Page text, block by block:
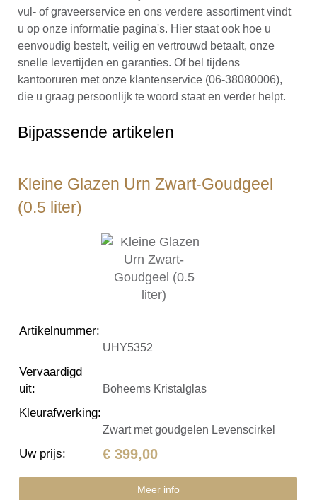
vul- of graveerservice en ons verdere assortiment vindt
u op onze informatie pagina's. Hier staat ook hoe u
eenvoudig bestelt, veilig en vertrouwd betaalt, onze
snelle levertijden en garanties. Of bel tijdens
kantooruren met onze klantenservice (06-38080006),
die u graag persoonlijk te woord staat en verder helpt.
Bijpassende artikelen
Kleine Glazen Urn Zwart-Goudgeel
(0.5 liter)
Artikelnummer:
UHY5352
Vervaardigd
uit: Boheems Kristalglas
Kleurafwerking:
Zwart met goudgelen Levenscirkel
Uw prijs: € 399,00
Meer info